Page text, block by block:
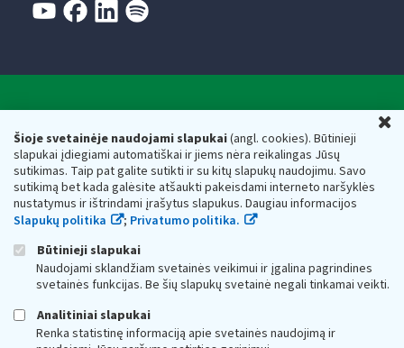
Šioje svetainėje naudojami slapukai(angl. cookies). Būtinieji
slapukai įdiegiami automatiškai ir jiems nėra reikalingas Jūsų
sutikimas. Taip pat galite sutikti ir su kitų slapukų naudojimu. Savo
sutikimą bet kada galėsite atšaukti pakeisdami interneto naršyklės
nustatymus ir ištrindami įrašytus slapukus. Daugiau informacijos
Slapukų politika
; Privatumo politika.
Būtinieji slapukai
Naudojami sklandžiam svetainės veikimui ir įgalina pagrindines
svetainės funkcijas. Be šių slapukų svetainė negali tinkamai veikti.
Analitiniai slapukai
Renka statistinę informaciją apie svetainės naudojimą ir
Valstybinė mokesčių inspekcija prie Lietuvos
Respublikos finansų ministerijos
Biudžetinė įstaiga. Juridinio asmens kodas — 188659752,
adresas: Vasario 16-osios g. 14, 01107 Vilnius, Lietuva, el.paštas:
vmi@vmi.lt , E. pristatymo dėžutės adresas 188659752
Duomenys apie Valstybinę mokesčių inspekciją prie Lietuvos
Respublikos finansų ministerijos kaupiami ir saugomi Juridinių